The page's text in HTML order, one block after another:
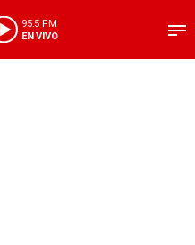
95.5 FM
EN VIVO